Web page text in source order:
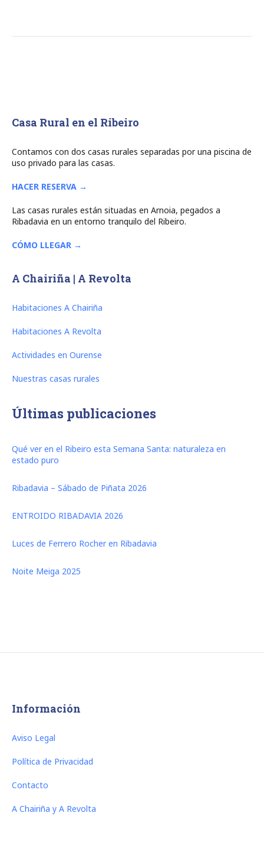
Casa Rural en el Ribeiro
Contamos con dos casas rurales separadas por una piscina de
uso privado para las casas.
HACER RESERVA →
Las casas rurales están situadas en Arnoia, pegados a
Ribadavia en un entorno tranquilo del Ribeiro.
CÓMO LLEGAR →
A Chairiña | A Revolta
Habitaciones A Chairiña
Habitaciones A Revolta
Actividades en Ourense
Nuestras casas rurales
Últimas publicaciones
Qué ver en el Ribeiro esta Semana Santa: naturaleza en
estado puro
Ribadavia – Sábado de Piñata 2026
ENTROIDO RIBADAVIA 2026
Luces de Ferrero Rocher en Ribadavia
Noite Meiga 2025
Información
Aviso Legal
Política de Privacidad
Contacto
A Chairiña y A Revolta